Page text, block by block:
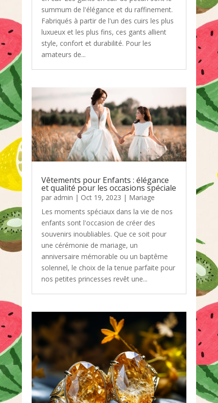
summum de l'élégance et du raffinement.
Fabriqués à partir de l'un des cuirs les plus
luxueux et les plus fins, ces gants allient
style, confort et durabilité. Pour les
amateurs de...
Vêtements pour Enfants : élégance
et qualité pour les occasions spéciale
par admin | Oct 19, 2023 | Mariage
Les moments spéciaux dans la vie de nos
enfants sont l'occasion de créer des
souvenirs inoubliables. Que ce soit pour
une cérémonie de mariage, un
anniversaire mémorable ou un baptême
solennel, le choix de la tenue parfaite pour
nos petites princesses revêt une...